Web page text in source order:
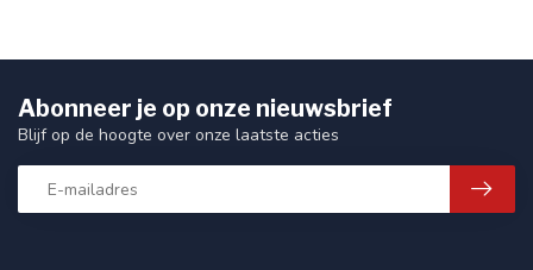
Abonneer je op onze nieuwsbrief
Blijf op de hoogte over onze laatste acties